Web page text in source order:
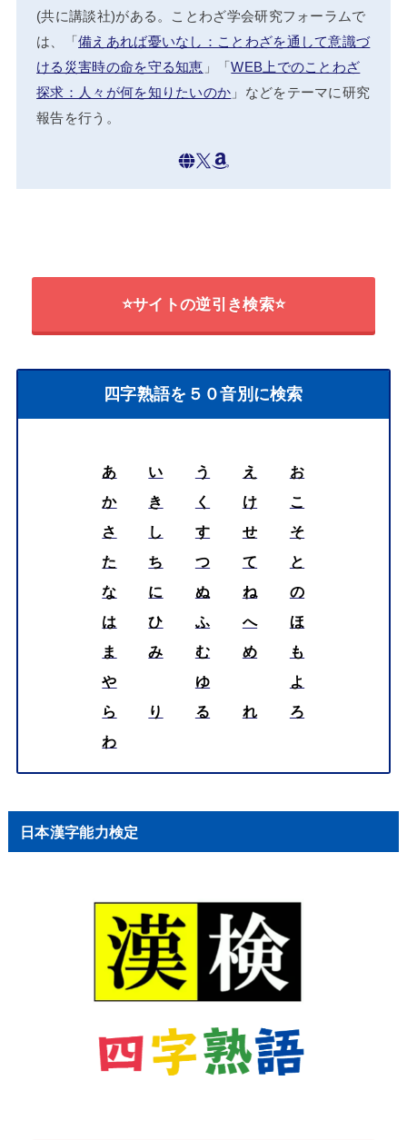
(共に講談社)がある。ことわざ学会研究フォーラムで
は、「備えあれば憂いなし：ことわざを通して意識づ
ける災害時の命を守る知恵 」「WEB上でのことわざ
探求：人々が何を知りたいのか 」などをテーマに研究
報告を行う。
⭐サイトの逆引き検索⭐
四字熟語を５０音別に検索
あ い う え
お
か
き く け
こ
さ
し す せ
そ
た
ち つ て
と
な
に ぬ ね
の
は
ひ ふ へ
ほ
ま
み む め
も
や
ゆ
よ
ら
り る れ
ろ
わ
日本漢字能力検定